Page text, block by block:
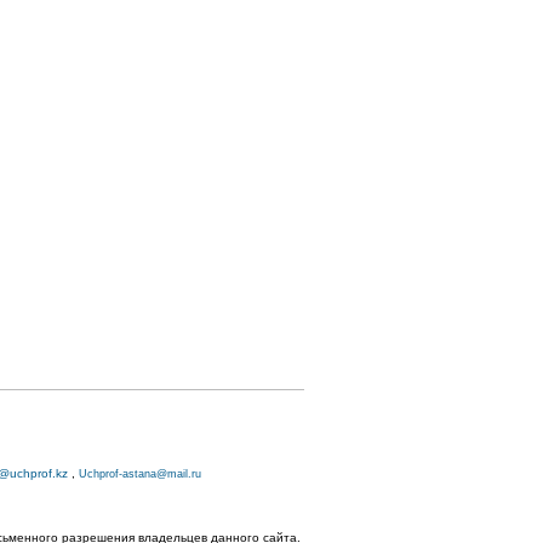
Uchprof-astana@mail.ru
разрешения владельцев данного сайта.